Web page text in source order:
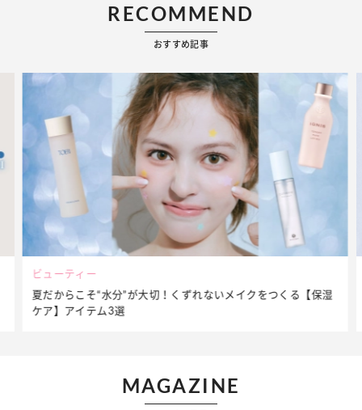
RECOMMEND
おすすめ記事
ビューティー
夏だからこそ“水分”が大切！くずれないメイクをつくる【保湿
ケア】アイテム3選
MAGAZINE